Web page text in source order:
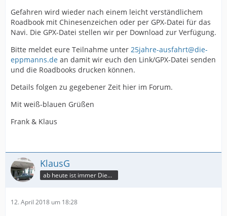
Gefahren wird wieder nach einem leicht verständlichem
Roadbook mit Chinesenzeichen oder per GPX-Datei für das
Navi. Die GPX-Datei stellen wir per Download zur Verfügung.
Bitte meldet eure Teilnahme unter 25jahre-ausfahrt@die-
eppmanns.de an damit wir euch den Link/GPX-Datei senden
und die Roadbooks drucken können.
Details folgen zu gegebener Zeit hier im Forum.
Mit weiß-blauen Grüßen
Frank & Klaus
KlausG
ab heute ist immer Dienstag
12. April 2018 um 18:28